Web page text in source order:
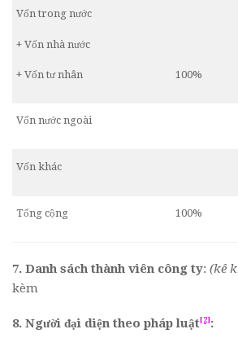
Vốn trong nước
+ Vốn nhà nước
+ Vốn tư nhân 100%
Vốn nước ngoài
Vốn khác
Tổng cộng 100%
7. Danh sách thành viên công ty: (kê
kèm
8. Người đại diện theo pháp luật[2]: